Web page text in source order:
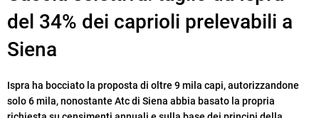
del 34% dei caprioli prelevabili a
Siena
Ispra ha bocciato la proposta di oltre 9 mila capi, autorizzandone
solo 6 mila, nonostante Atc di Siena abbia basato la propria